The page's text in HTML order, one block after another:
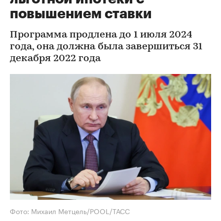
повышением ставки
Программа продлена до 1 июля 2024
года, она должна была завершиться 31
декабря 2022 года
Фото: Михаил Метцель/POOL/ТАСС